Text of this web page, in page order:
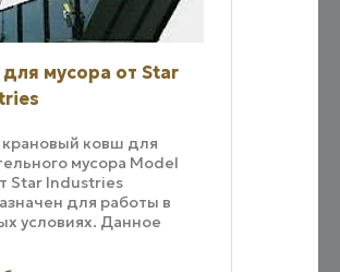
мусора от Star
ковш для
мусора Model
Star Industries
для работы в
условиях. Данное